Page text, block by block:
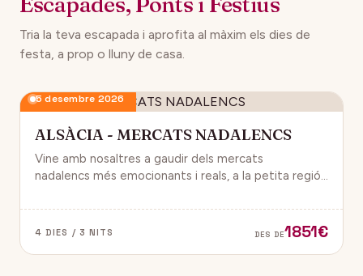
Tria la teva escapada i aprofita al màxim els dies de
festa, a prop o lluny de casa.
5 desembre 2026
ALSÀCIA - MERCATS NADALENCS
Vine amb nosaltres a gaudir dels mercats
nadalencs més emocionants i reals, a la petita regió
4 DIES / 3 NITS DES DE1851€